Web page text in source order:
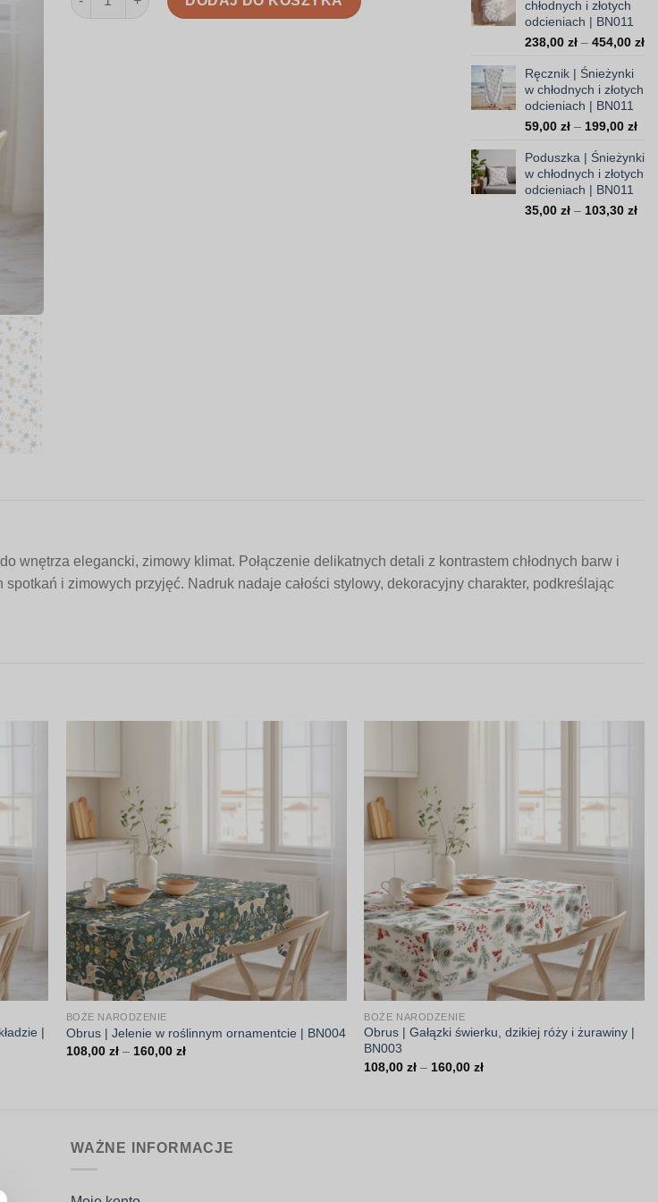
chłodnych i złotych
odcieniach | BN011
238,00 zł – 454,00 zł
Ręcznik | Śnieżynki
w chłodnych i złotych
odcieniach | BN011
59,00 zł – 199,00 zł
od
Poduszka | Śnieżynki
w chłodnych i złotych
odcieniach | BN011
35,00 zł – 103,30 zł
wnętrza elegancki, zimowy klimat. Połączenie delikatnych detali z kontrastem chłodnych barw i
i zimowych przyjęć. Nadruk nadaje całości stylowy, dekoracyjny charakter, podkreślając
|
BOŻE NARODZENIE
Obrus | Jelenie w roślinnym ornamentcie | BN004
108,00 zł – 160,00 złZakres
BOŻE NARODZENIE
Obrus | Gałązki świerku, dzikiej róży i żurawiny |
BN003
108,00zł – 160,00złZakres
WAŻNE INFORMACJE